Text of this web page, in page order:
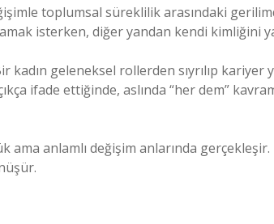
toplumsal süreklilik arasındaki
isterken, diğer yandan kendi kimliğini
kadın geleneksel rollerden sıyrılıp
ifade ettiğinde, aslında “her dem”
anlamlı değişim anlarında